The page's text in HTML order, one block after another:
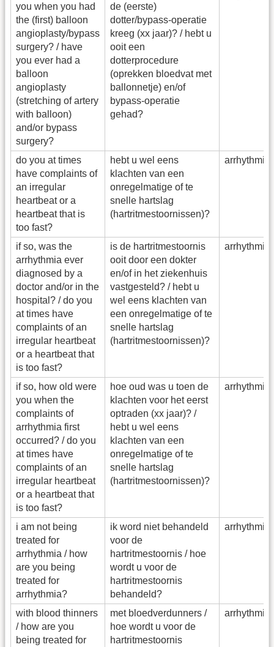
you when you had
the (first) balloon
angioplasty/bypass
surgery? / have
you ever had a
balloon
angioplasty
(stretching of artery
with balloon)
and/or bypass
surgery?
de (eerste)
dotter/bypass-operatie
kreeg (xx jaar)? / hebt u
ooit een
dotterprocedure
(oprekken bloedvat met
ballonnetje) en/of
bypass-operatie
gehad?
do you at times
have complaints of
an irregular
heartbeat or a
heartbeat that is
too fast?
hebt u wel eens
klachten van een
onregelmatige of te
snelle hartslag
(hartritmestoornissen)?
if so, was the
arrhythmia ever
diagnosed by a
doctor and/or in the
hospital? / do you
at times have
complaints of an
irregular heartbeat
or a heartbeat that
is too fast?
is de hartritmestoornis
ooit door een dokter
en/of in het ziekenhuis
vastgesteld? / hebt u
wel eens klachten van
een onregelmatige of te
snelle hartslag
(hartritmestoornissen)?
if so, how old were
you when the
complaints of
arrhythmia first
occurred? / do you
at times have
complaints of an
irregular heartbeat
or a heartbeat that
is too fast?
hoe oud was u toen de
klachten voor het eerst
optraden (xx jaar)? /
hebt u wel eens
klachten van een
onregelmatige of te
snelle hartslag
(hartritmestoornissen)?
i am not being
treated for
arrhythmia / how
are you being
treated for
arrhythmia?
ik word niet behandeld
voor de
hartritmestoornis / hoe
wordt u voor de
hartritmestoornis
behandeld?
with blood thinners
/ how are you
being treated for
met bloedverdunners /
hoe wordt u voor de
hartritmestoornis